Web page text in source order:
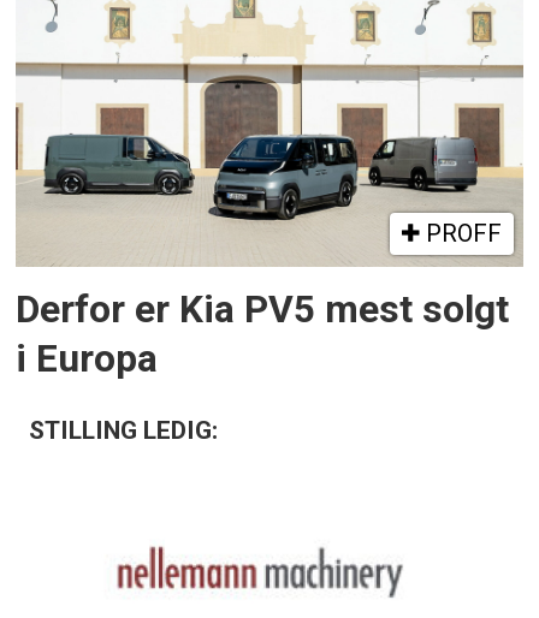
PROFF
Derfor er Kia PV5 mest solgt
i Europa
STILLING LEDIG: